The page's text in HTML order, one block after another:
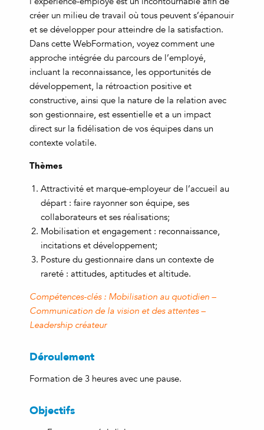
créer un milieu de travail où tous peuvent s’épanouir
et se développer pour atteindre de la satisfaction.
Dans cette WebFormation, voyez comment une
approche intégrée du parcours de l’employé,
incluant la reconnaissance, les opportunités de
développement, la rétroaction positive et
constructive, ainsi que la nature de la relation avec
son gestionnaire, est essentielle et a un impact
direct sur la fidélisation de vos équipes dans un
contexte volatile.
Thèmes
Attractivité et marque-employeur de l’accueil au
départ : faire rayonner son équipe, ses
collaborateurs et ses réalisations;
Mobilisation et engagement : reconnaissance,
incitations et développement;
Posture du gestionnaire dans un contexte de
rareté : attitudes, aptitudes et altitude.
Compétences-clés : Mobilisation au quotidien –
Communication de la vision et des attentes –
Leadership créateur
Déroulement
Formation de 3 heures avec une pause.
Objectifs